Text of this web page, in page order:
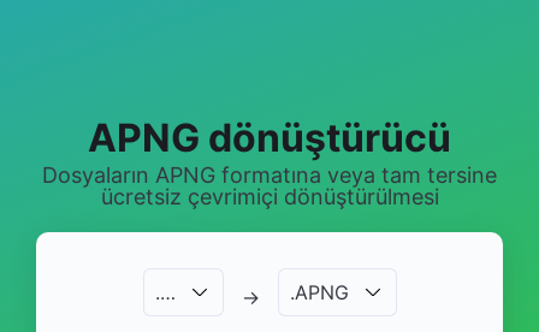
APNG dönüştürücü
Dosyaların APNG formatına veya tam tersine
ücretsiz çevrimiçi dönüştürülmesi
.… → .APNG